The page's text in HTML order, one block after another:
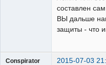
составлен
ВЫ дальше
защиты - что
Conspirator 2015-07-03